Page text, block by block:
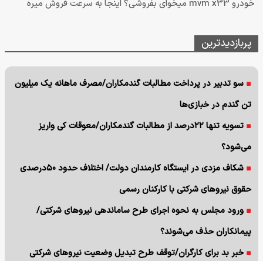
خودرو mvm x33 میخوای بفروشی؟ اینجا به سرعت فروش میره
پربازدیدترین
سو تدبیر در پرداخت مطالبات گندمکاران/مصرف ماهانه یک میلیون
تن گندم در خبازی‌ها
تسویه تنها ۲۲درصد از مطالبات گندمکاران/معوقات کی واریز
می‌شود؟
شکاف مزدی در ایستگاه کارمندان دولت/ اختلاف حدود ۵۰درصدی
حقوق نیروهای شرکتی با کارکنان رسمی
ورود مجلس به نحوه اجرای طرح ساماندهی نیروهای شرکتی/
پیمانکاران حذف می‌شوند؟
خبر بد برای کارگران/توقف طرح تبدیل وضعیت نیروهای شرکتی